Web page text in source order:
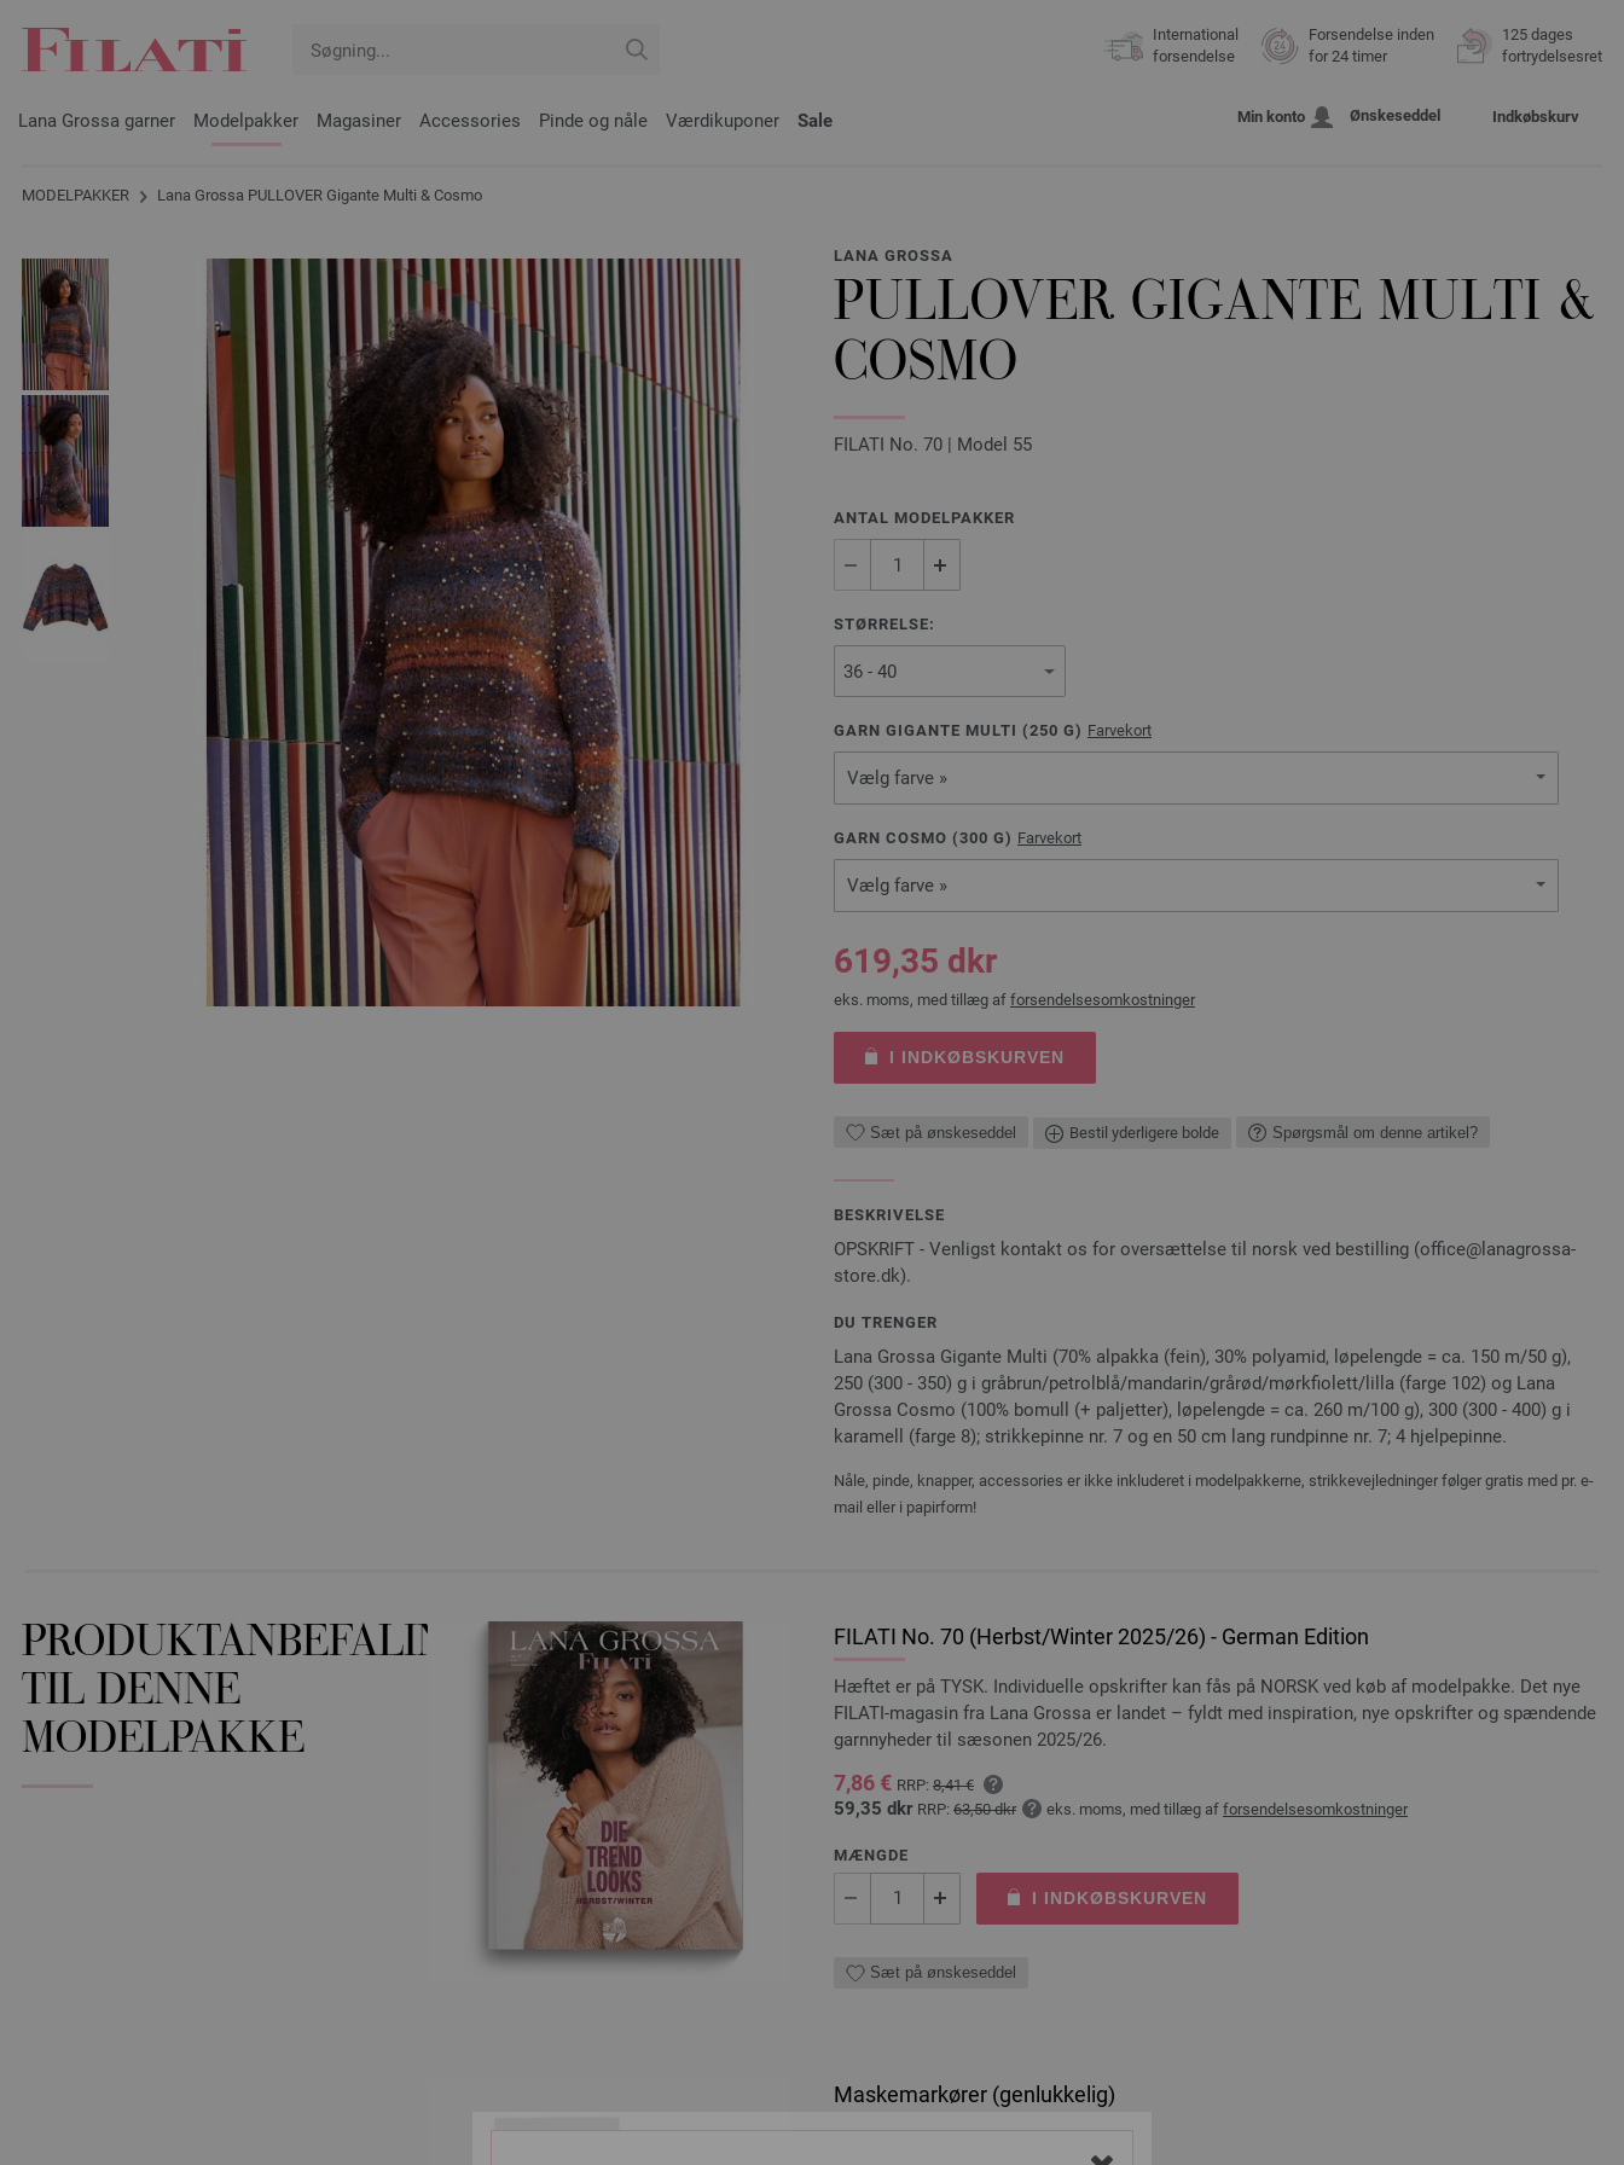
International
forsendelse
Forsendelse inden
for 24 timer
125 dages
fortrydelsesret
Lana Grossa garner Modelpakker Magasiner Accessories Pinde og nåle Værdikuponer Sale Min konto Ønskeseddel Indkøbskurv
MODELPAKKER Lana Grossa PULLOVER Gigante Multi & Cosmo
LANA GROSSA
PULLOVER GIGANTE MULTI &
COSMO
FILATI No. 70 | Model 55
ANTAL MODELPAKKER
STØRRELSE:
GARN GIGANTE MULTI (250 G) Farvekort
Vælg farve »
GARN COSMO (300 G) Farvekort
Vælg farve »
619,35 dkr
eks. moms, med tillæg af forsendelsesomkostninger
I INDKØBSKURVEN
Sæt på ønskeseddel Bestil yderligere bolde Spørgsmål om denne artikel?
BESKRIVELSE
OPSKRIFT - Venligst kontakt os for oversættelse til norsk ved bestilling (office@lanagrossa-
store.dk).
DU TRENGER
Lana Grossa Gigante Multi (70% alpakka (fein), 30% polyamid, løpelengde = ca. 150 m/50 g),
250 (300 - 350) g i gråbrun/petrolblå/mandarin/grårød/mørkfiolett/lilla (farge 102) og Lana
Grossa Cosmo (100% bomull (+ paljetter), løpelengde = ca. 260 m/100 g), 300 (300 - 400) g i
karamell (farge 8); strikkepinne nr. 7 og en 50 cm lang rundpinne nr. 7; 4 hjelpepinne.
Nåle, pinde, knapper, accessories er ikke inkluderet i modelpakkerne, strikkevejledninger følger gratis med pr. e-
mail eller i papirform!
PRODUKTANBEFALINGER
TIL DENNE
MODELPAKKE
FILATI No. 70 (Herbst/Winter 2025/26) - German Edition
Hæftet er på TYSK. Individuelle opskrifter kan fås på NORSK ved køb af modelpakke. Det nye
FILATI-magasin fra Lana Grossa er landet – fyldt med inspiration, nye opskrifter og spændende
garnnyheder til sæsonen 2025/26.
7,86 € RRP: 8,41 €
59,35 dkr RRP: 63,50 dkr eks. moms, med tillæg af forsendelsesomkostninger
MÆNGDE
I INDKØBSKURVEN
Sæt på ønskeseddel
Maskemarkører (genlukkelig)